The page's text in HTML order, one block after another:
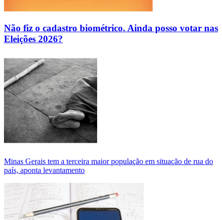
Não fiz o cadastro biométrico. Ainda posso votar nas
Eleições 2026?
Minas Gerais tem a terceira maior população em situação de rua do
país, aponta levantamento